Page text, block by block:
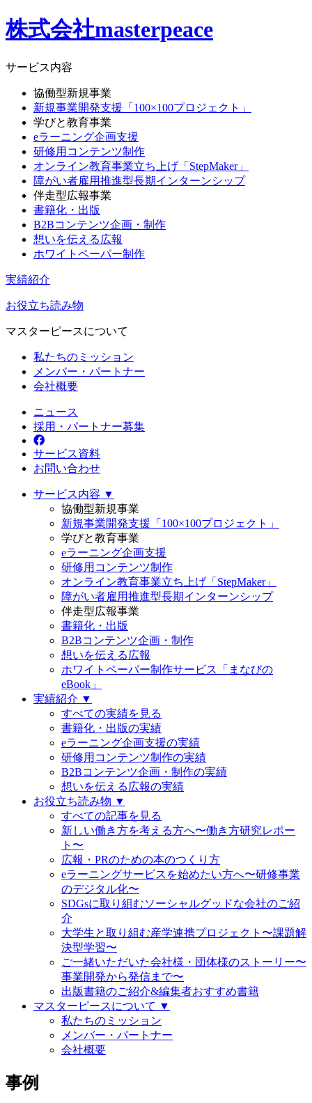
株式会社masterpeace
サービス内容
協働型新規事業
新規事業開発支援「100×100プロジェクト」
学びと教育事業
eラーニング企画支援
研修用コンテンツ制作
オンライン教育事業立ち上げ「StepMaker」
障がい者雇用推進型長期インターンシップ
伴走型広報事業
書籍化・出版
B2Bコンテンツ企画・制作
想いを伝える広報
ホワイトペーパー制作
実績紹介
お役立ち読み物
マスターピースについて
私たちのミッション
メンバー・パートナー
会社概要
ニュース
採用・パートナー募集
サービス資料
お問い合わせ
サービス内容 ▼
協働型新規事業
新規事業開発支援「100×100プロジェクト」
学びと教育事業
eラーニング企画支援
研修用コンテンツ制作
オンライン教育事業立ち上げ「StepMaker」
障がい者雇用推進型長期インターンシップ
伴走型広報事業
書籍化・出版
B2Bコンテンツ企画・制作
想いを伝える広報
ホワイトペーパー制作サービス「まなびの
eBook」
実績紹介 ▼
すべての実績を見る
書籍化・出版の実績
eラーニング企画支援の実績
研修用コンテンツ制作の実績
B2Bコンテンツ企画・制作の実績
想いを伝える広報の実績
お役立ち読み物 ▼
すべての記事を見る
新しい働き方を考える方へ〜働き方研究レポー
ト〜
広報・PRのための本のつくり方
eラーニングサービスを始めたい方へ〜研修事業
のデジタル化〜
SDGsに取り組むソーシャルグッドな会社のご紹
介
大学生と取り組む産学連携プロジェクト〜課題解
決型学習〜
ご一緒いただいた会社様・団体様のストーリー〜
事業開発から発信まで〜
出版書籍のご紹介&編集者おすすめ書籍
マスターピースについて ▼
私たちのミッション
メンバー・パートナー
会社概要
事例